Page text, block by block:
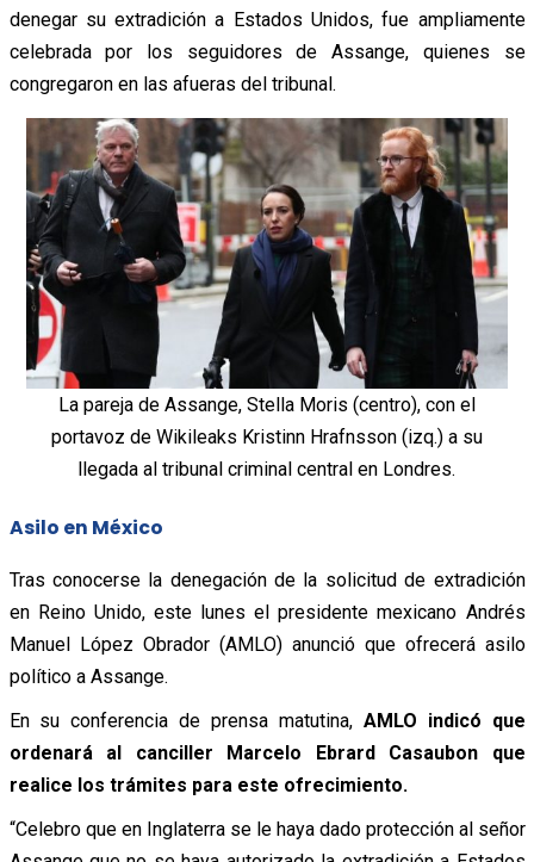
denegar su extradición a Estados Unidos, fue ampliamente
celebrada por los seguidores de Assange, quienes se
congregaron en las afueras del tribunal.
La pareja de Assange, Stella Moris (centro), con el
portavoz de Wikileaks Kristinn Hrafnsson (izq.) a su
llegada al tribunal criminal central en Londres.
Asilo en México
Tras conocerse la denegación de la solicitud de extradición
en Reino Unido, este lunes el presidente mexicano Andrés
Manuel López Obrador (AMLO) anunció que ofrecerá asilo
político a Assange.
En su conferencia de prensa matutina, AMLO indicó que
ordenará al canciller Marcelo Ebrard Casaubon que
realice los trámites para este ofrecimiento.
“Celebro que en Inglaterra se le haya dado protección al señor